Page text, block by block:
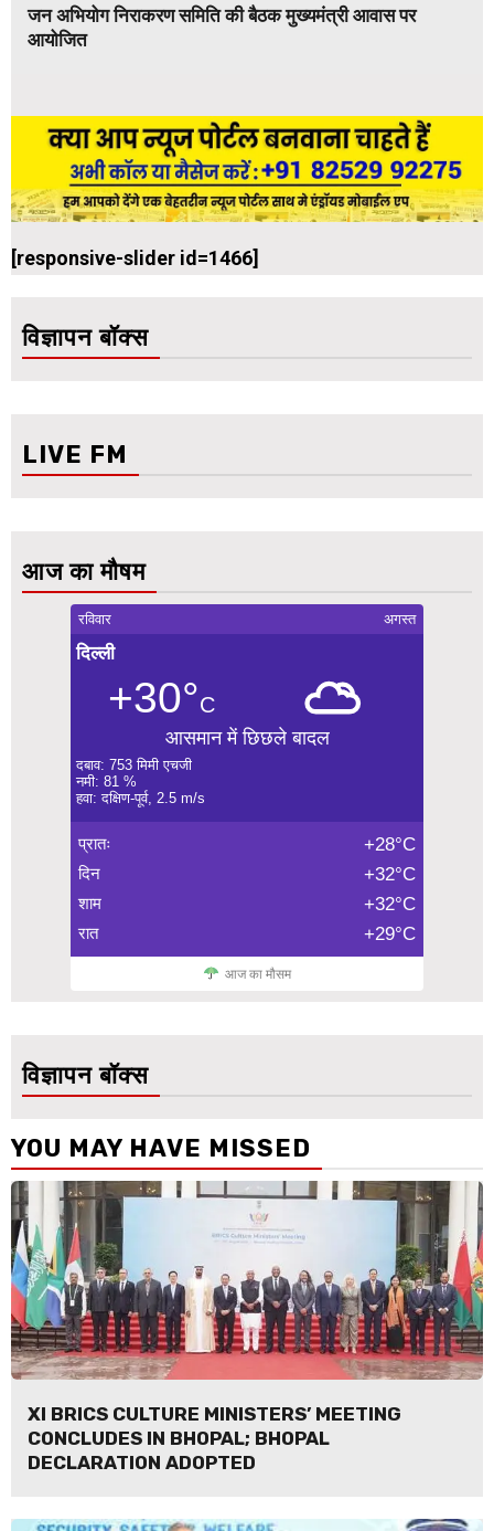
जन अभियोग निराकरण समिति की बैठक मुख्यमंत्री आवास पर
आयोजित
[responsive-slider id=1466]
विज्ञापन बॉक्स
LIVE FM
आज का मौषम
रविवार अगस्त
दिल्ली
+30°C
आसमान में छिछले बादल
दबाव: 753 मिमी एचजी
नमी: 81 %
हवा: दक्षिण-पूर्व, 2.5 m/s
प्रातः +28°C
दिन +32°C
शाम +32°C
रात +29°C
आज का मौसम
विज्ञापन बॉक्स
YOU MAY HAVE MISSED
XI BRICS CULTURE MINISTERS’ MEETING
CONCLUDES IN BHOPAL; BHOPAL
DECLARATION ADOPTED